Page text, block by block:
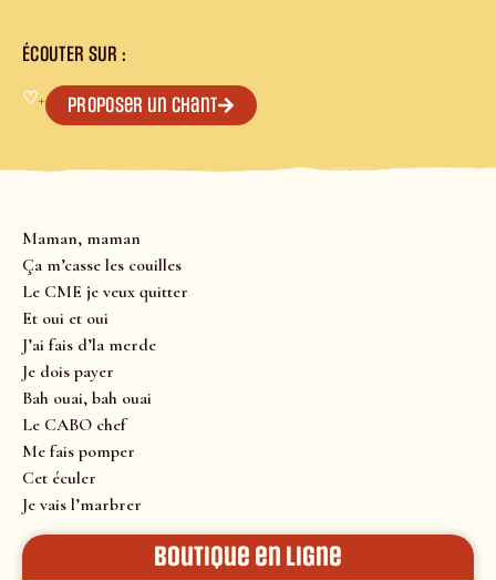
ÉCOUTER SUR :
♡+ Proposer un chant
Maman, maman
Ça m’casse les couilles
Le CME je veux quitter
Et oui et oui
J’ai fais d’la merde
Je dois payer
Bah ouai, bah ouai
Le CABO chef
Me fais pomper
Cet éculer
Je vais l’marbrer
Boutique en ligne